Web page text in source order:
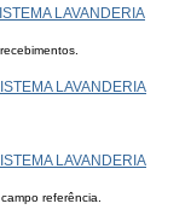
LAVANDERIA
LAVANDERIA
LAVANDERIA
referência.